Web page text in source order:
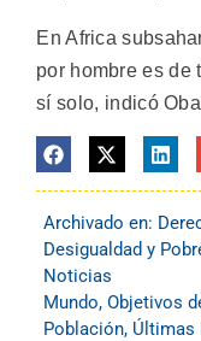
En Africa
por hombre es de
sí solo, indicó
Archivado en:
Desigualdad y
Noticias
Mundo, Objetivos
Población, Últimas